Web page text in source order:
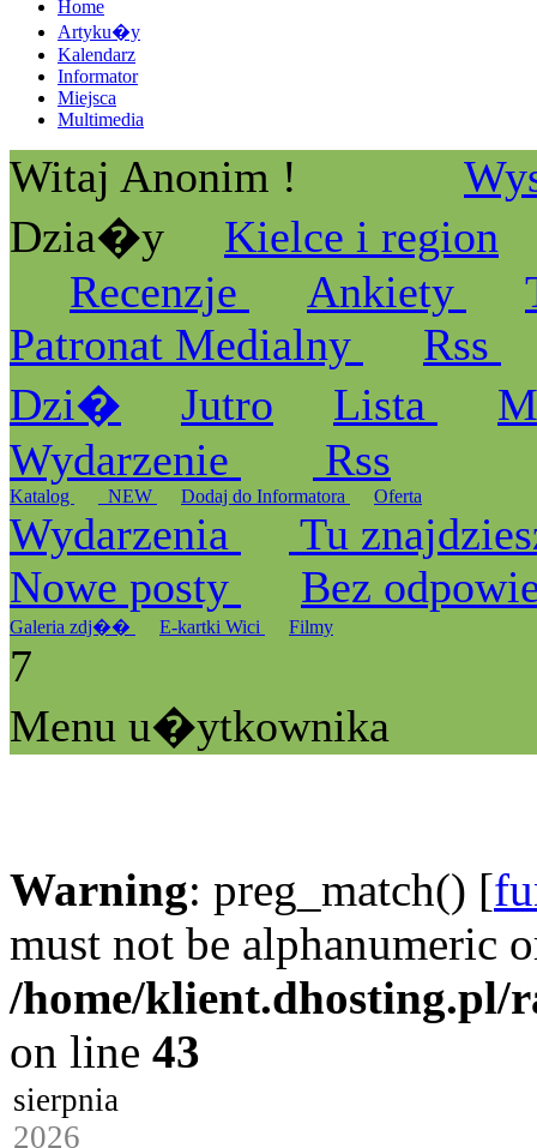
Home
Artyku�y
Kalendarz
Informator
Miejsca
Multimedia
Witaj Anonim !
Dzia�y
Kielce i region
Recenzje
Ankiety
Patronat Medialny
Rss
Dzi�
Jutro Lista
Wydarzenie
Rss
Katalog _NEW Dodaj do Informatora Oferta
Wydarzenia
Tu
Nowe posty
Bez
Galeria zdj�� E-kartki Wici Filmy
7
Menu u�ytkownika
Warning: preg_match() [
must not be alphanumeric
/home/klient.dhosting.pl/
on line 43
sierpnia
2026